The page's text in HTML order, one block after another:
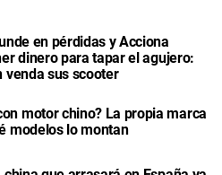
en pérdidas y Acciona
dinero para tapar el agujero:
venda sus scooter
motor chino? La propia marca
modelos lo montan